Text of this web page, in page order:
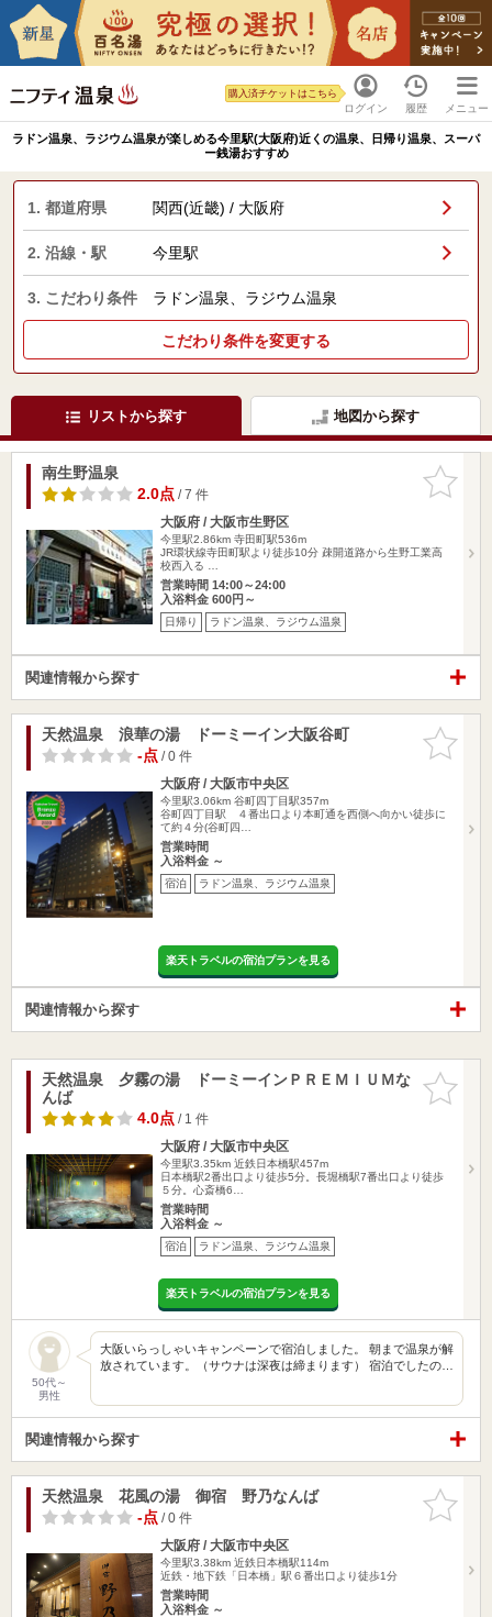
ログイン
購入済チケットはこちら
履歴 メニュー
ラドン温泉、ラジウム温泉が楽しめる今里駅(大阪府)近くの温泉、日帰り温泉、スーパ
ー銭湯おすすめ
1. 都道府県 関西(近畿) / 大阪府
2. 沿線・駅 今里駅
3. こだわり条件 ラドン温泉、ラジウム温泉
こだわり条件を変更する
リストから探す 地図から探す
お気に入
りに追加
南生野温泉
2.0点/ 7 件
大阪府 / 大阪市生野区
今里駅2.86km 寺田町駅536m
JR環状線寺田町駅より徒歩10分 疎開道路から生野工業高
校西入る …
営業時間 14:00～24:00
入浴料金 600円～
日帰り ラドン温泉、ラジウム温泉
関連情報から探す
お気に入
りに追加
天然温泉 浪華の湯 ドーミーイン大阪谷町
-点/ 0 件
大阪府 / 大阪市中央区
今里駅3.06km 谷町四丁目駅357m
谷町四丁目駅 ４番出口より本町通を西側へ向かい徒歩に
て約４分(谷町四…
営業時間
入浴料金 ～
宿泊 ラドン温泉、ラジウム温泉
楽天トラベルの宿泊プランを見る
関連情報から探す
お気に入
りに追加
天然温泉 夕霧の湯 ドーミーインＰＲＥＭＩＵＭな
んば
4.0点/ 1 件
大阪府 / 大阪市中央区
今里駅3.35km 近鉄日本橋駅457m
日本橋駅2番出口より徒歩5分。長堀橋駅7番出口より徒歩
５分。心斎橋6…
営業時間
入浴料金 ～
宿泊 ラドン温泉、ラジウム温泉
楽天トラベルの宿泊プランを見る
50代～
男性
大阪いらっしゃいキャンペーンで宿泊しました。 朝まで温泉が解
放されています。（サウナは深夜は締まります） 宿泊でしたの…
関連情報から探す
お気に入
りに追加
天然温泉 花風の湯 御宿 野乃なんば
-点/ 0 件
大阪府 / 大阪市中央区
今里駅3.38km 近鉄日本橋駅114m
近鉄・地下鉄「日本橋」駅６番出口より徒歩1分
営業時間
入浴料金 ～